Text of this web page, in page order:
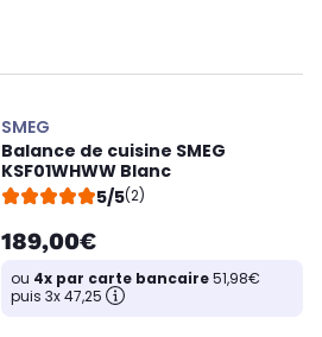
SMEG
Balance de cuisine SMEG
KSF01WHWW Blanc
5/5(2)
189,00€
ou 4x par carte bancaire51,98€
puis 3x 47,25